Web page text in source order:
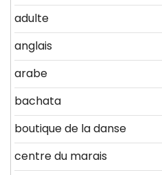
adulte
anglais
arabe
bachata
boutique de la danse
centre du marais